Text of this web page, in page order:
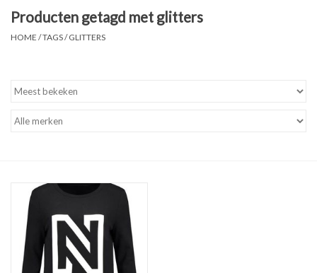
Pakken
Accessoires
Producten getagd met glitters
HOME /TAGS/GLITTERS